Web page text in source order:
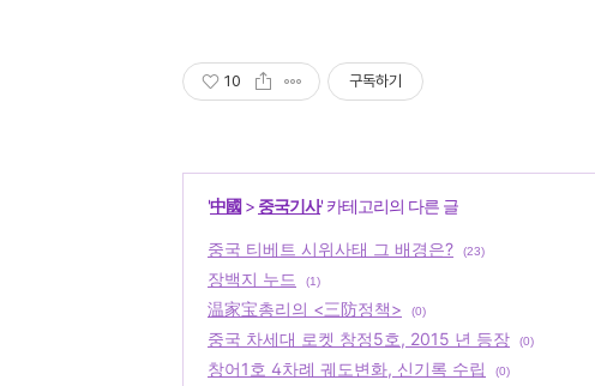
10 구독하기
'中國 > 중국기사' 카테고리의 다른 글
중국 티베트 시위사태 그 배경은? (23)
장백지 누드 (1)
温家宝총리의 <三防정책> (0)
중국 차세대 로켓 창정5호, 2015 년 등장 (0)
창어1호 4차례 궤도변화, 신기록 수립 (0)